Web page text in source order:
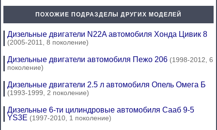
ПОХОЖИЕ ПОДРАЗДЕЛЫ ДРУГИХ МОДЕЛЕЙ
Дизельные двигатели N22A автомобиля Хонда Цивик 8
(2005-2011, 8 поколение)
Дизельные двигатели автомобиля Пежо 206 (1998-2012, 6
поколение)
Дизельные двигатели 2.5 л автомобиля Опель Омега Б
(1993-1999, 2 поколение)
Дизельные 6-ти цилиндровые автомобиля Сааб 9-5
YS3E (1997-2010, 1 поколение)